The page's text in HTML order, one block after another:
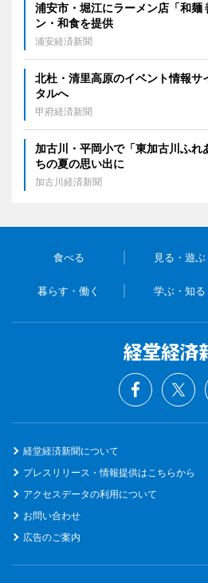
浦安市・堀江にラーメン店「和麺
ン・和食を提供
浦安経済新聞
北杜・清里高原のイベント情報サ
タルへ
甲府経済新聞
加古川・平岡小で「東加古川ふ
ちの夏の思い出に
加古川経済新聞
食べる 見る・遊ぶ
暮らす・働く 学ぶ・知る
経堂経済新聞について
プレスリリース・情報提供はこちらから
アクセスデータの利用について
お問い合わせ
広告のご案内